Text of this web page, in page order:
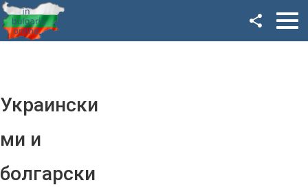
Украински
ми и
болгарски